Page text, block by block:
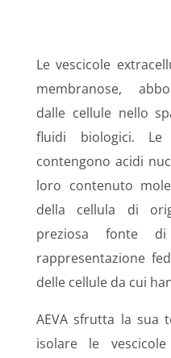
Le vescicole
membranose,
dalle cellule nello
fluidi biologici. Le
contengono acidi
loro contenuto
della cellula di
preziosa fonte
rappresentazione
delle cellule da cui
AEVA sfrutta la sua
isolare le